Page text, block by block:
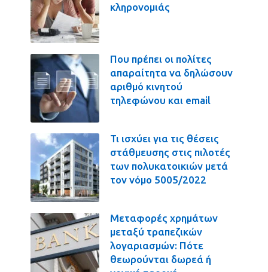
κληρονομιάς
Που πρέπει οι πολίτες
απαραίτητα να δηλώσουν
αριθμό κινητού
τηλεφώνου και email
Τι ισχύει για τις θέσεις
στάθμευσης στις πιλοτές
των πολυκατοικιών μετά
τον νόμο 5005/2022
Μεταφορές χρημάτων
μεταξύ τραπεζικών
λογαριασμών: Πότε
θεωρούνται δωρεά ή